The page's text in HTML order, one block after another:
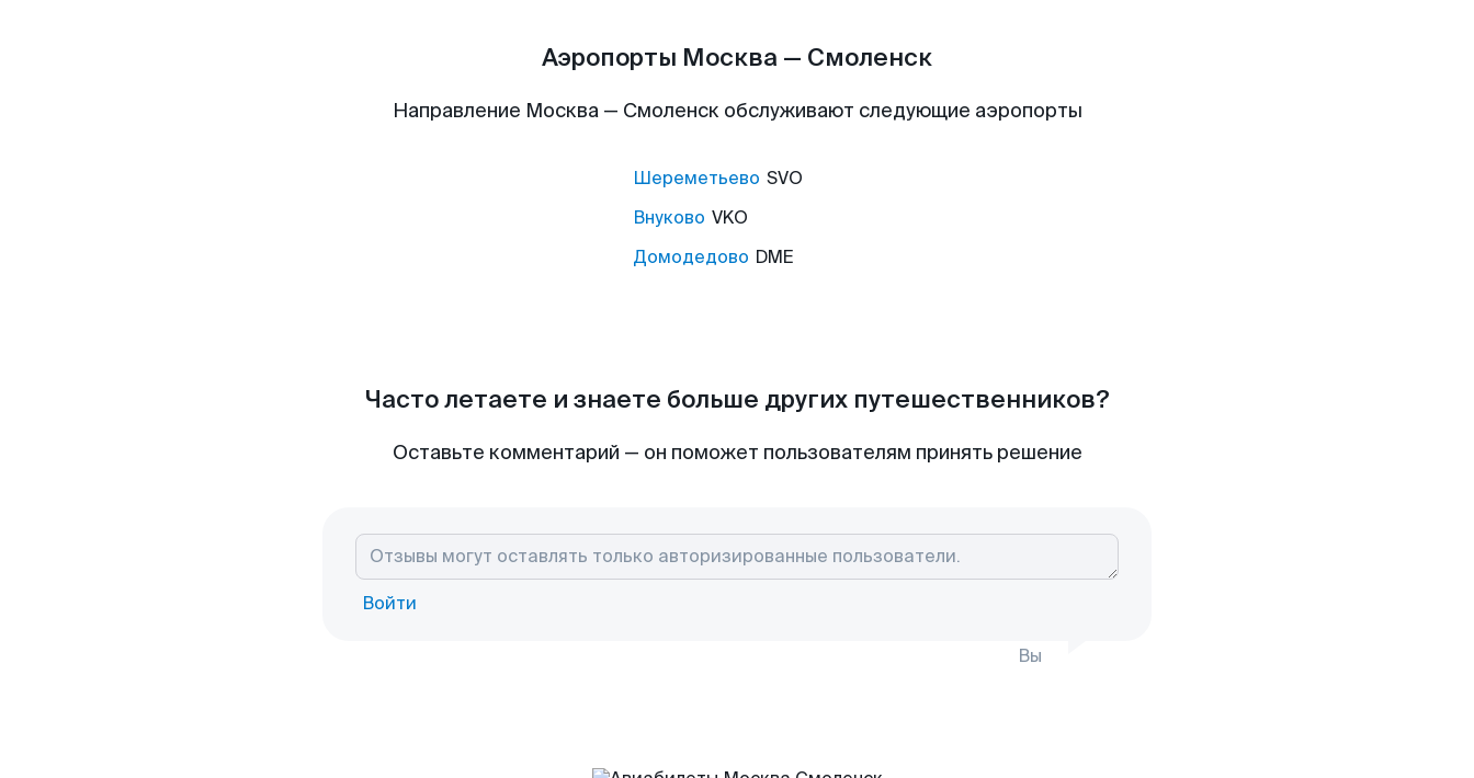
Аэропорты Москва — Смоленск
Направление Москва — Смоленск обслуживают следующие аэропорты
Шереметьево SVO
Внуково VKO
Домодедово DME
Часто летаете и знаете больше других путешественников?
Оставьте комментарий — он поможет пользователям принять решение
Войти
Вы